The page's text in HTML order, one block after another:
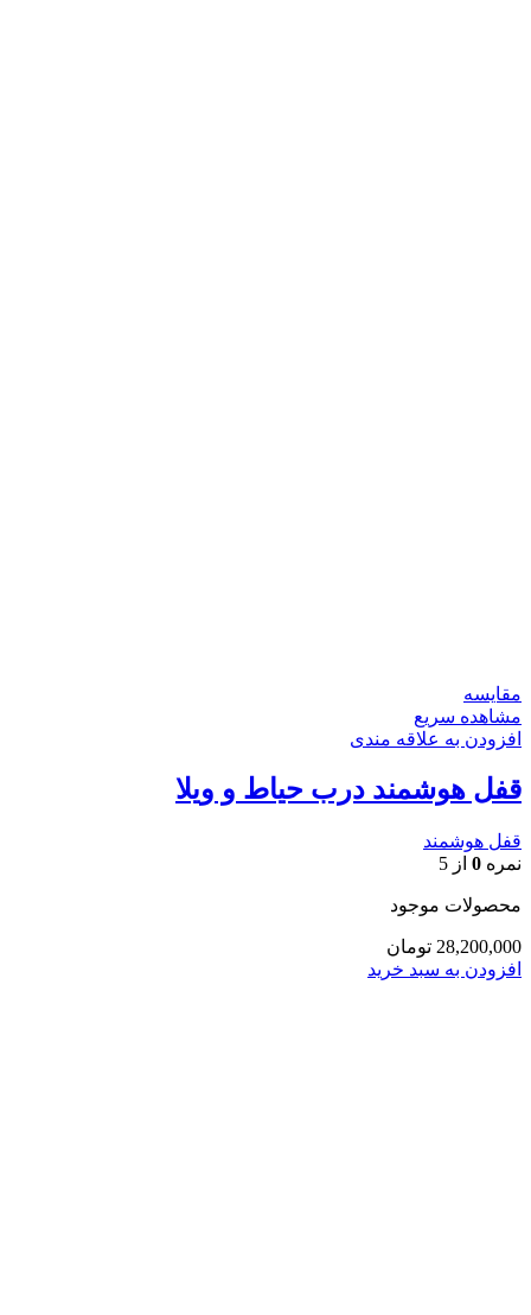
مقایسه
مشاهده سریع
افزودن به علاقه مندی
قفل هوشمند درب حیاط و ویلا
قفل هوشمند
نمره 0 از 5
محصولات موجود
28,200,000 تومان
افزودن به سبد خرید